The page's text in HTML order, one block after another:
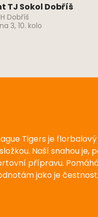
TJ Sokol Dobříš
Dobříš
3, 10. kolo
Tigers je
složkou. Naší snahou
přípravu.
jako je